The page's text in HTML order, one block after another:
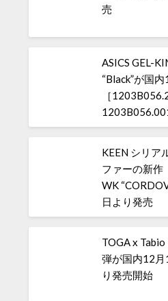
売
ASICS GEL-
“Black”が国
［
KEEN シリア
ファーの新作
WK
日より発売
TOGA x
弾が国内12
り発売開始